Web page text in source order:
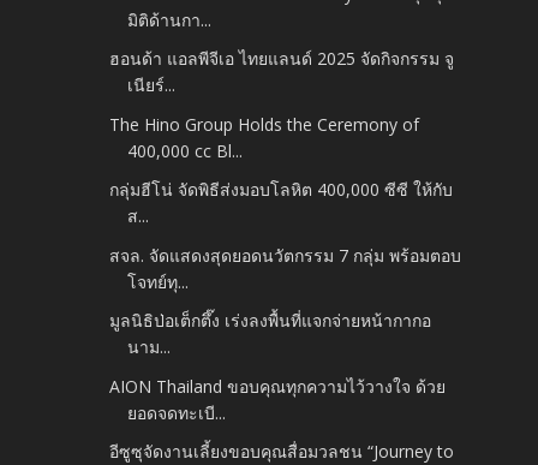
มิติด้านกา...
ฮอนด้า แอลพีจีเอ ไทยแลนด์ 2025 จัดกิจกรรม จู
เนียร์...
The Hino Group Holds the Ceremony of
400,000 cc Bl...
กลุ่มฮีโน่ จัดพิธีส่งมอบโลหิต 400,000 ซีซี ให้กับ
ส...
สจล. จัดแสดงสุดยอดนวัตกรรม 7 กลุ่ม พร้อมตอบ
โจทย์ทุ...
มูลนิธิป่อเต็กตึ๊ง เร่งลงพื้นที่แจกจ่ายหน้ากากอ
นาม...
AION Thailand ขอบคุณทุกความไว้วางใจ ด้วย
ยอดจดทะเบี...
อีซูซุจัดงานเลี้ยงขอบคุณสื่อมวลชน “Journey to